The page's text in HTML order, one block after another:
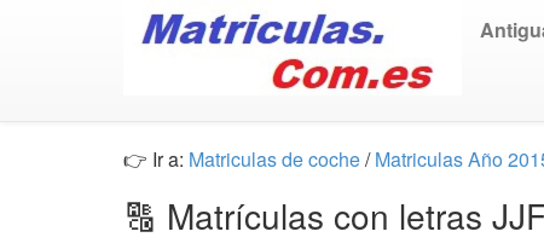
👉 Ir a: Matriculas de coche/Matriculas Año
🔠 Matrículas con letras